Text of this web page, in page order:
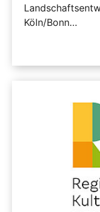
Köln/Bonn…